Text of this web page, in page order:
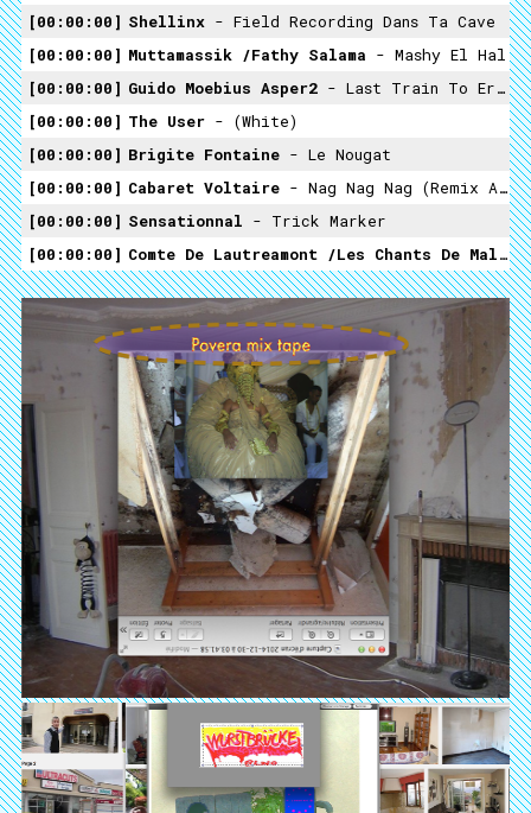
00:00:00
Shellinx - Field Recording Dans Ta Cave
00:00:00
Muttamassik /fathy Salama - Mashy El Hal
00:00:00
Guido Moebius Asper2 - Last Train To Erfstadt
00:00:00
The User - (white)
00:00:00
Brigite Fontaine - Le Nougat
00:00:00
Cabaret Voltaire - Nag Nag Nag (remix Akufen) (reremix Blenno)
00:00:00
Sensationnal - Trick Marker
00:00:00
Comte De Lautreamont /Les Chants De Maldoror